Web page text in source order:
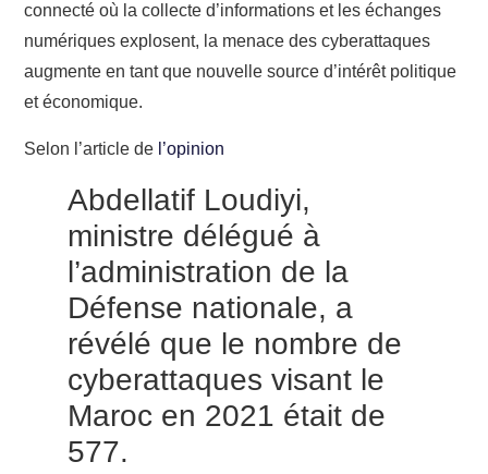
connecté où la collecte d’informations et les échanges
numériques explosent, la menace des cyberattaques
augmente en tant que nouvelle source d’intérêt politique
et économique.
Selon l’article de l’opinion
Abdellatif Loudiyi,
ministre délégué à
l’administration de la
Défense nationale, a
révélé que le nombre de
cyberattaques visant le
Maroc en 2021 était de
577.